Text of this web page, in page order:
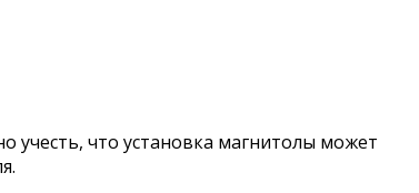
учесть, что установка магнитолы может